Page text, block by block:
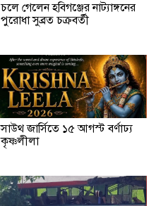
চলে গেলেন হবিগঞ্জের নাট্যাঙ্গনের
পুরোধা সুব্রত চক্রবর্তী
সাউথ জার্সিতে ১৫ আগস্ট বর্ণাঢ্য
কৃষ্ণলীলা